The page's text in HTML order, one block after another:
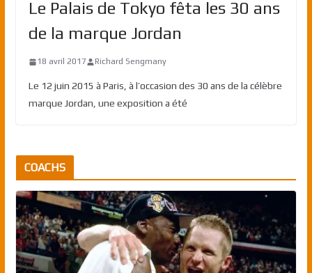
Le Palais de Tokyo fêta les 30 ans
de la marque Jordan
18 avril 2017 Richard Sengmany
Le 12 juin 2015 à Paris, à l’occasion des 30 ans de la célèbre
marque Jordan, une exposition a été
COACHS